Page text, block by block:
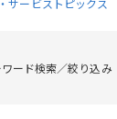
サービストピックス
ード検索／絞り込み